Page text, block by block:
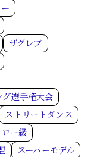
ザグレブ
選手権大会
ストリートダンス
ー級
スーパーモデル